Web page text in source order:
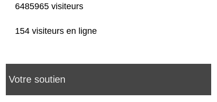
6485965 visiteurs
154 visiteurs en ligne
Votre soutien